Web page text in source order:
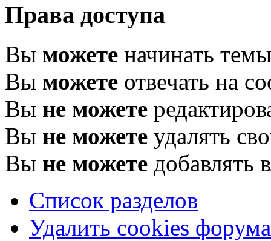
Права доступа
Вы можете начинать темы
Вы можете отвечать на
Вы не можете
Вы не можете удалять
Вы не можете добавлять
Список разделов
Удалить cookies форума